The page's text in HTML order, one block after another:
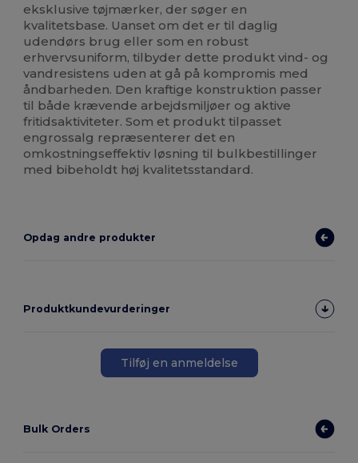
eksklusive tøjmærker, der søger en
kvalitetsbase. Uanset om det er til daglig
udendørs brug eller som en robust
erhvervsuniform, tilbyder dette produkt vind- og
vandresistens uden at gå på kompromis med
åndbarheden. Den kraftige konstruktion passer
til både krævende arbejdsmiljøer og aktive
fritidsaktiviteter. Som et produkt tilpasset
engrossalg repræsenterer det en
omkostningseffektiv løsning til bulkbestillinger
med bibeholdt høj kvalitetsstandard.
Opdag andre produkter
Produktkundevurderinger
Tilføj en anmeldelse
Bulk Orders